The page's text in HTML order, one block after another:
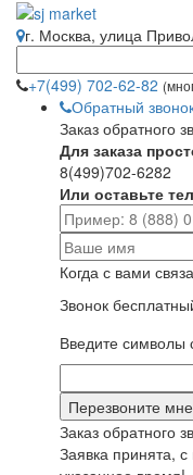
г. Москва, улица
+7(499) 702-62-82
Обратный
Заказ обратного
Для заказа
8(499)702-6282
Или оставьте
Когда с вами
Звонок
Введите символы
Заказ обратного
Заявка принята,